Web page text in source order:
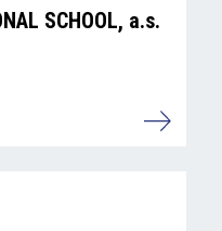
SCHOOL, a.s.